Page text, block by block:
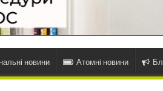
новини Атомні новини